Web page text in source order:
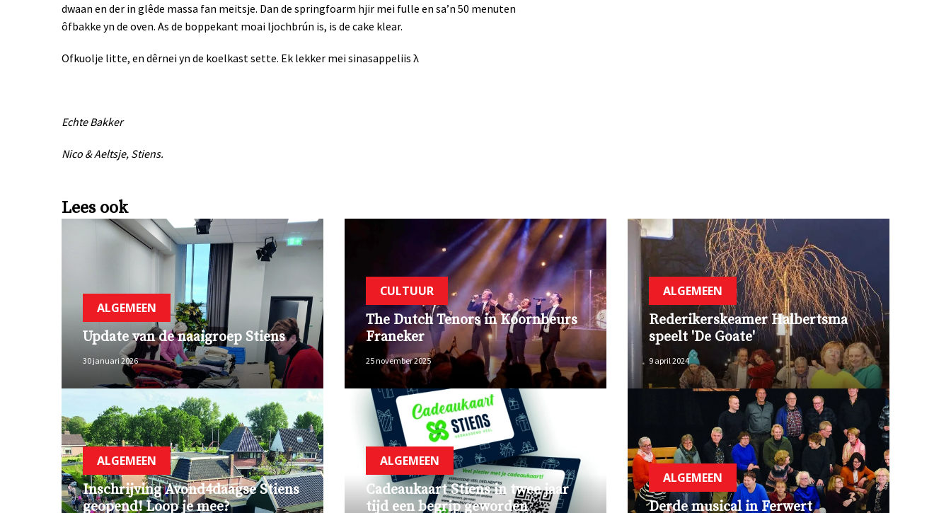
dwaan en der in glêde massa fan meitsje. Dan de springfoarm hjir mei fulle en sa’n 50 menuten
ôfbakke yn de oven. As de boppekant moai ljochbrún is, is de cake klear.
Ofkuolje litte, en dêrnei yn de koelkast sette. Ek lekker mei sinasappeliis λ
Echte Bakker
Nico & Aeltsje, Stiens.
Lees ook
ALGEMEEN
Update van de naaigroep Stiens
30 januari 2026
CULTUUR
The Dutch Tenors in Koornbeurs
Franeker
25 november 2025
ALGEMEEN
Rederikerskeamer Halbertsma
speelt 'De Goate'
9 april 2024
ALGEMEEN
Inschrijving Avond4daagse Stiens
geopend! Loop je mee?
ALGEMEEN
Cadeaukaart Stiens in twee jaar
tijd een begrip geworden
ALGEMEEN
Derde musical in Ferwert